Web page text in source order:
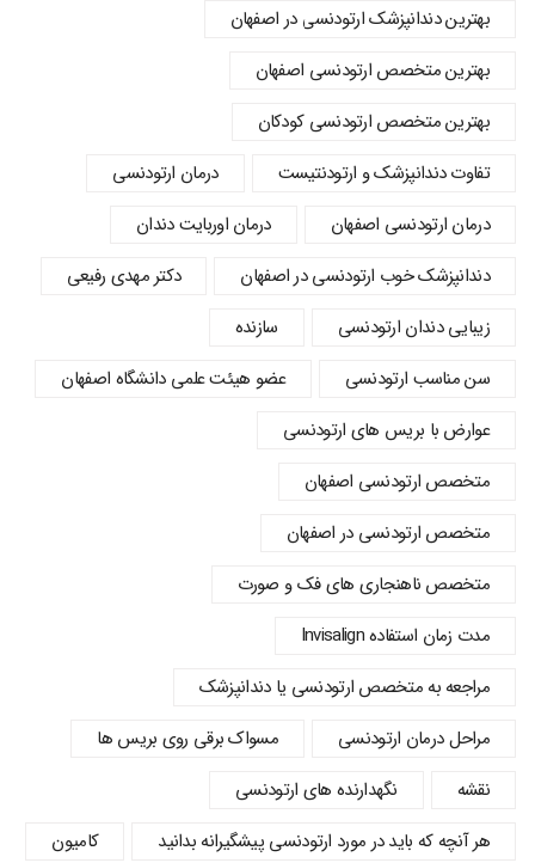
بهترین دندانپزشک ارتودنسی در اصفهان
بهترین متخصص ارتودنسی اصفهان
بهترین متخصص ارتودنسی کودکان
تفاوت دندانپزشک و ارتودنتیست
درمان ارتودنسی
درمان ارتودنسی اصفهان
درمان اوربایت دندان
دندانپزشک خوب ارتودنسی در اصفهان
دکتر مهدی رفیعی
زیبایی دندان ارتودنسی
سازنده
سن مناسب ارتودنسی
عضو هیئت علمی دانشگاه اصفهان
عوارض با بریس های ارتودنسی
متخصص ارتودنسی اصفهان
متخصص ارتودنسی در اصفهان
متخصص ناهنجاری های فک و صورت
مدت زمان استفاده Invisalign
مراجعه به متخصص ارتودنسی یا دندانپزشک
مراحل درمان ارتودنسی
مسواک برقی روی بریس ها
نقشه
نگهدارنده های ارتودنسی
هر آنچه که باید در مورد ارتودنسی پیشگیرانه بدانید
کامیون